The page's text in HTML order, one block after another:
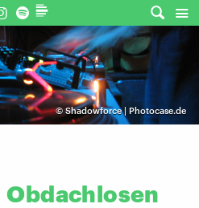
©Shadowforce | Photocase.de
Obdachlosen